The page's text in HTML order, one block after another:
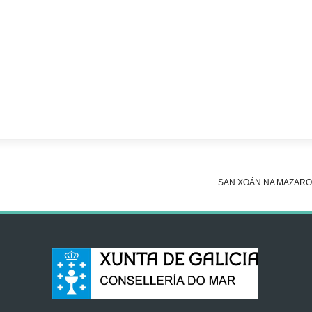
SAN XOÁN NA